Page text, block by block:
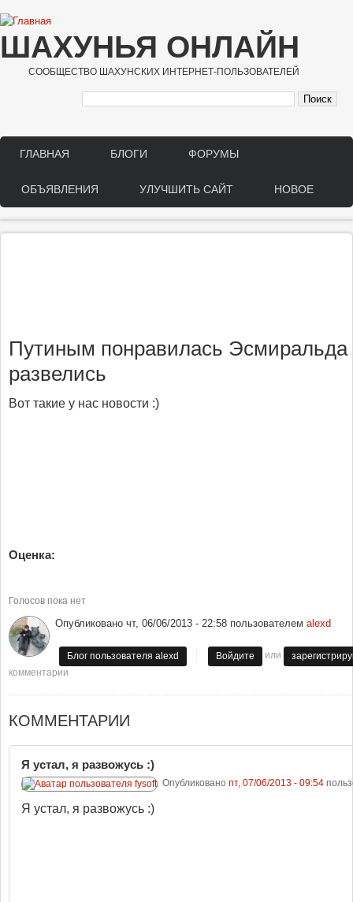
Перейти к основному содержанию
ШАХУНЬЯ ОНЛАЙН
СООБЩЕСТВО ШАХУНСКИХ ИНТЕРНЕТ-ПОЛЬЗОВАТЕЛЕЙ
Main menu
ГЛАВНАЯ БЛОГИ ФОРУМЫ
ОБЪЯВЛЕНИЯ УЛУЧШИТЬ САЙТ НОВОЕ
Путиным понравилась Эсмиральда
развелись
Вот такие у нас новости :)
Оценка:
Голосов пока нет
Опубликовано чт, 06/06/2013 - 22:58пользователем alexd
Блог пользователя alexd Войдите или
комментарии
КОММЕНТАРИИ
Я устал, я развожусь :)
Опубликовано пт, 07/06/2013 - 09:54
Я устал, я развожусь :)